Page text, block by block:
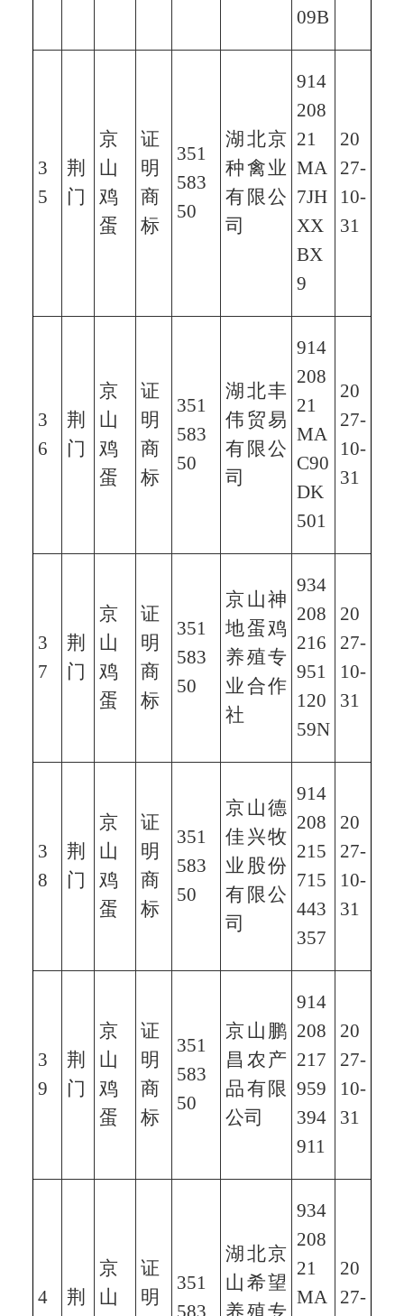
09B
3
5
荆
门
京
山
鸡
蛋
证
明
商
标
351
583
50
湖北京
种禽业
有限公
司
914
208
21
MA
7JH
XX
BX
9
20
27-
10-
31
3
6
荆
门
京
山
鸡
蛋
证
明
商
标
351
583
50
湖北丰
伟贸易
有限公
司
914
208
21
MA
C90
DK
501
20
27-
10-
31
3
7
荆
门
京
山
鸡
蛋
证
明
商
标
351
583
50
京山神
地蛋鸡
养殖专
业合作
社
934
208
216
951
120
59N
20
27-
10-
31
3
8
荆
门
京
山
鸡
蛋
证
明
商
标
351
583
50
京山德
佳兴牧
业股份
有限公
司
914
208
215
715
443
357
20
27-
10-
31
3
9
荆
门
京
山
鸡
蛋
证
明
商
标
351
583
50
京山鹏
昌农产
品有限
公司
914
208
217
959
394
911
20
27-
10-
31
4
荆
京
山
证
明
351
583
湖北京
山希望
养殖专
934
208
21
MA
20
27-